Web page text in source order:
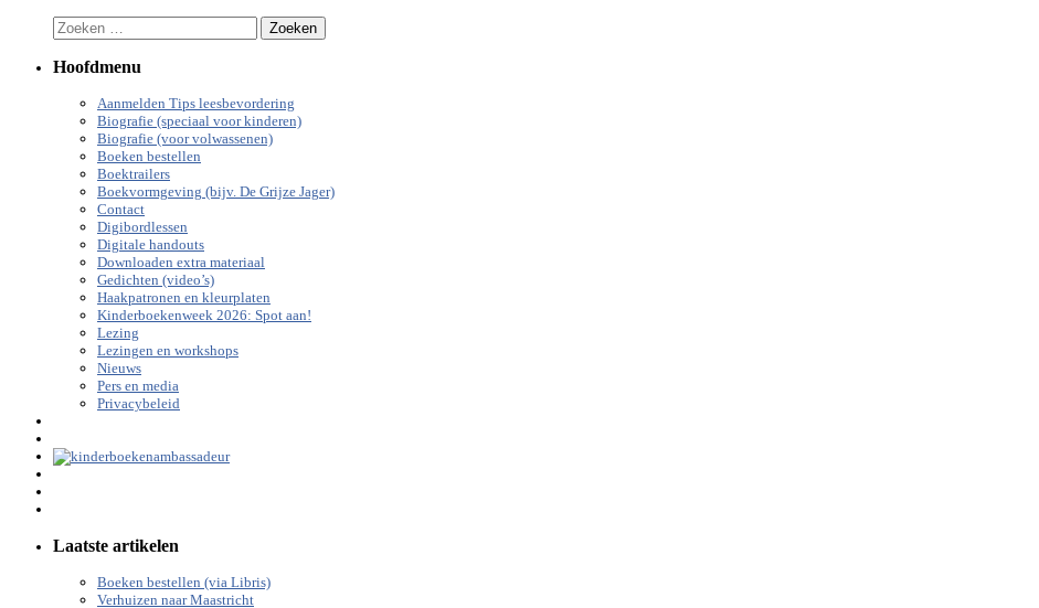
Zoeken
naar:
Hoofdmenu
Aanmelden Tips leesbevordering
Biografie (speciaal voor kinderen)
Biografie (voor volwassenen)
Boeken bestellen
Boektrailers
Boekvormgeving (bijv. De Grijze Jager)
Contact
Digibordlessen
Digitale handouts
Downloaden extra materiaal
Gedichten (video’s)
Haakpatronen en kleurplaten
Kinderboekenweek 2026: Spot aan!
Lezing
Lezingen en workshops
Nieuws
Pers en media
Privacybeleid
Laatste artikelen
Boeken bestellen (via Libris)
Verhuizen naar Maastricht